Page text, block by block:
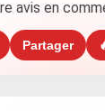
avis en
Partager